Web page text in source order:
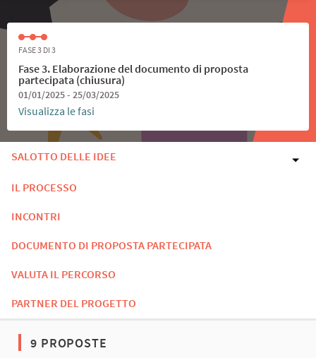
FASE 3 DI 3
Fase 3. Elaborazione del documento di proposta
partecipata (chiusura)
01/01/2025 - 25/03/2025
Visualizza le fasi
SALOTTO DELLE IDEE
IL PROCESSO
INCONTRI
DOCUMENTO DI PROPOSTA PARTECIPATA
VALUTA IL PERCORSO
PARTNER DEL PROGETTO
9 PROPOSTE